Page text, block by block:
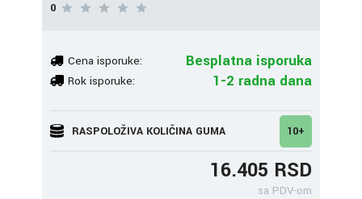
0
Cena isporuke: Besplatna isporuka
Rok isporuke: 1-2 radna dana
RASPOLOŽIVA KOLIČINA GUMA 10+
16.405 RSD
sa PDV-om